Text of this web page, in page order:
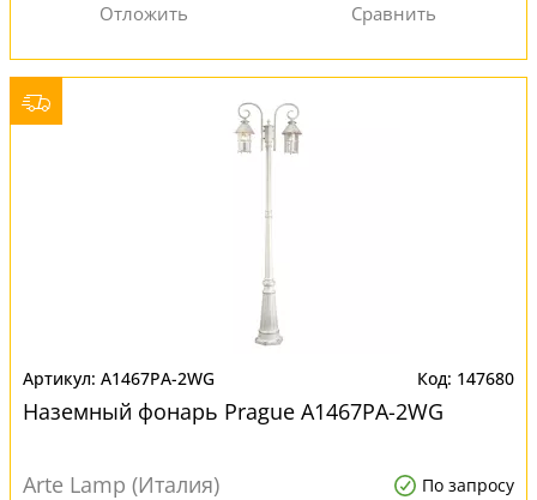
A1467PA-2WG 147680
Наземный фонарь Prague A1467PA-2WG
Arte Lamp (Италия) По запросу